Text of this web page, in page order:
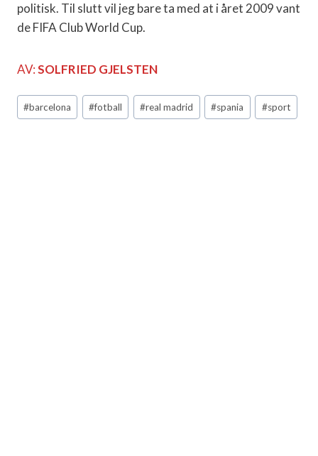
politisk. Til slutt vil jeg bare ta med at i året 2009 vant
de FIFA Club World Cup.
AV:SOLFRIED GJELSTEN
Post
Tags:
#barcelona #fotball #real madrid #spania #sport